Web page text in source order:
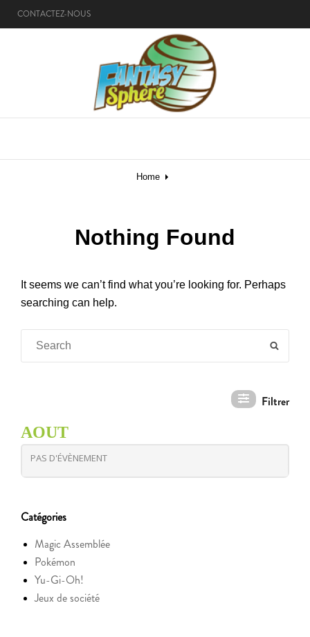
CONTACTEZ-NOUS
Home
Nothing Found
It seems we can’t find what you’re looking for. Perhaps
searching can help.
AOUT
PAS D'ÉVÈNEMENT
Catégories
Magic Assemblée
Pokémon
Yu-Gi-Oh!
Jeux de société